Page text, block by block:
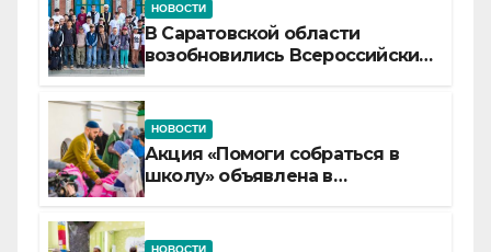
НОВОСТИ
В Саратовской области
возобновились Всероссийские
НОВОСТИ
Акция «Помоги собраться в
школу» объявлена в
НОВОСТИ